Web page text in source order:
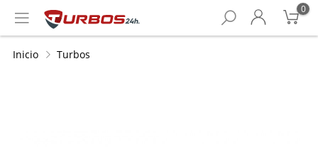
0
Inicio Turbos